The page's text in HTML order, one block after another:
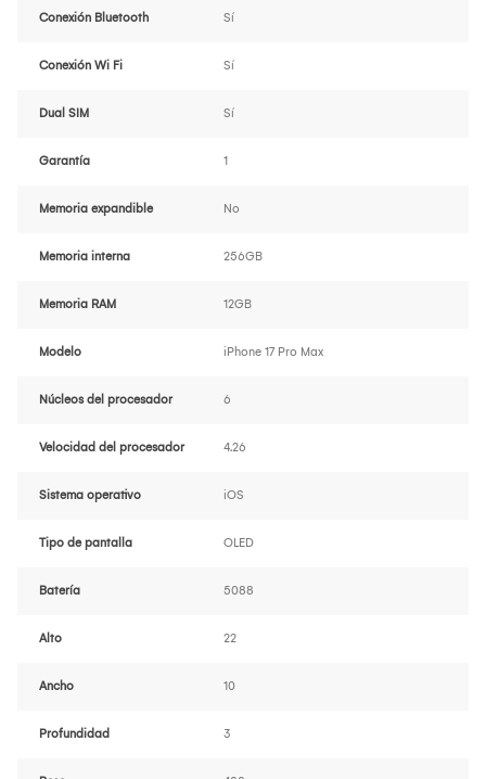
Conexión Bluetooth Sí
Conexión Wi Fi Sí
Dual SIM Sí
Garantía 1
Memoria expandible No
Memoria interna 256GB
Memoria RAM 12GB
Modelo iPhone 17 Pro Max
Núcleos del procesador 6
Velocidad del procesador 4.26
Sistema operativo iOS
Tipo de pantalla OLED
Batería 5088
Alto 22
Ancho 10
Profundidad 3